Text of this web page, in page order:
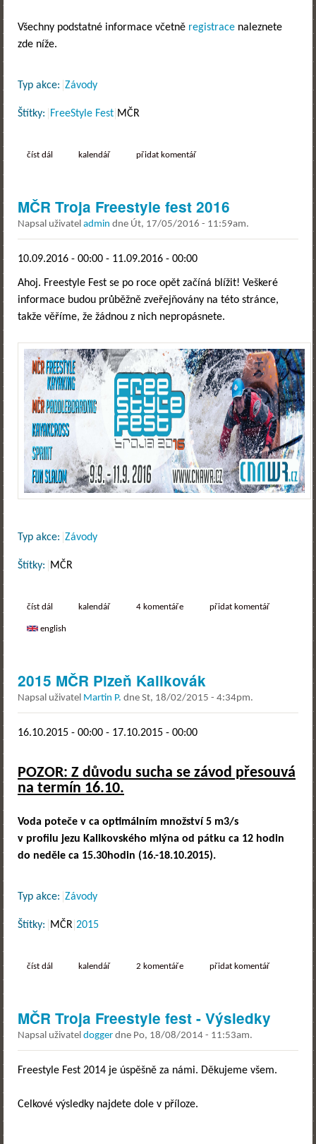
Všechny podstatné informace včetně registrace naleznete
zde níže.
Typ akce: Závody
Štítky: FreeStyle Fest MČR
číst dál freestyle fest troja 2019
kalendář přidat komentář
MČR Troja Freestyle fest 2016
Napsal uživatel admin dne Út, 17/05/2016 - 11:59am.
10.09.2016 - 00:00 - 11.09.2016 - 00:00
Ahoj. Freestyle Fest se po roce opět začíná blížit! Veškeré
informace budou průběžně zveřejňovány na této stránce,
takže věříme, že žádnou z nich nepropásnete.
Typ akce: Závody
Štítky: MČR
číst dál mčr troja freestyle fest 2016
kalendář 4 komentáře přidat komentář
english
2015 MČR Plzeň Kalikovák
Napsal uživatel Martin P. dne St, 18/02/2015 - 4:34pm.
16.10.2015 - 00:00 - 17.10.2015 - 00:00
POZOR: Z důvodu sucha se závod přesouvá
na termín 16.10.
Voda poteče v ca optimálním množství 5 m3/s
v profilu jezu Kalikovského mlýna od pátku ca 12 hodin
do neděle ca 15.30hodin (16.-18.10.2015).
Typ akce: Závody
Štítky: MČR 2015
číst dál 2015 mčr plzeň kalikovák
kalendář 2 komentáře přidat komentář
MČR Troja Freestyle fest - Výsledky
Napsal uživatel dogger dne Po, 18/08/2014 - 11:53am.
Freestyle Fest 2014 je úspěšně za námi. Děkujeme všem.
Celkové výsledky najdete dole v příloze.